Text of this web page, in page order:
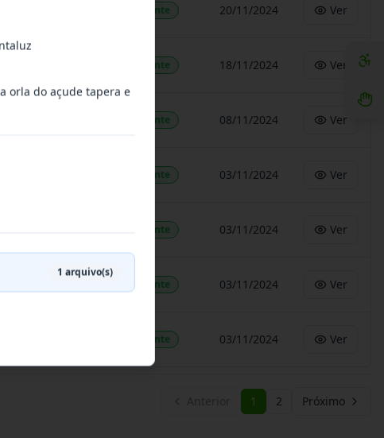
Vigente 20/11/2024 Ver
Vigente 18/11/2024 Ver
Vigente 08/11/2024 Ver
Vigente 03/11/2024 Ver
Vigente 03/11/2024 Ver
Vigente 03/11/2024 Ver
Vigente 03/11/2024 Ver
1 2 Próximo
orla do açude tapera e
1 arquivo(s)